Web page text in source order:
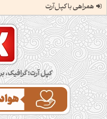
همراهی با کپل‌آرت
کپل‌آرت؛